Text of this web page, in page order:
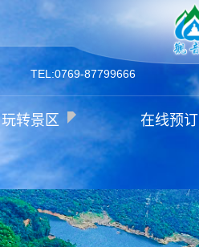
TEL:0769-87799666
玩转景区 在线预订